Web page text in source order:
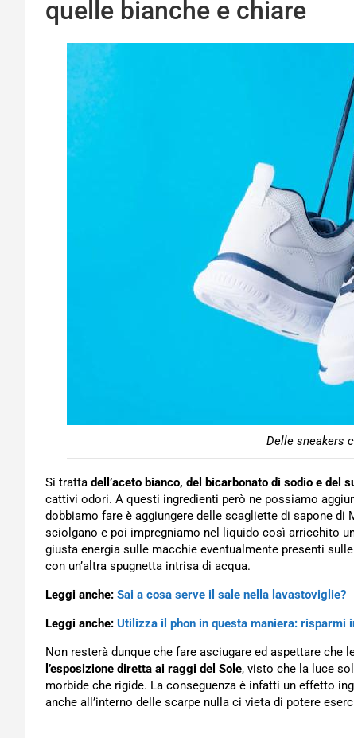
quelle bianche e chiare
Delle sneakers
Si tratta dell’aceto bianco, del bicarbonato di sodio e del
cattivi odori. A questi ingredienti però ne possiamo
dobbiamo fare è aggiungere delle scagliette di sapone di
sciolgano e poi impregniamo nel liquido così arricchito
giusta energia sulle macchie eventualmente presenti
con un’altra spugnetta intrisa di acqua.
Leggi anche: Sai a cosa serve il sale nella lavastoviglie?
Leggi anche: Utilizza il phon in questa maniera: risparmi
Non resterà dunque che fare asciugare ed aspettare che
l’esposizione diretta ai raggi del Sole, visto che la luce
morbide che rigide. La conseguenza è infatti un effetto
anche all’interno delle scarpe nulla ci vieta di potere